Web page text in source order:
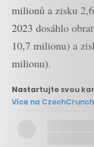
milionů a zisku
2023 dosáhlo
10,7 milionu) a
milionu).
Nastartujte svou
Více na